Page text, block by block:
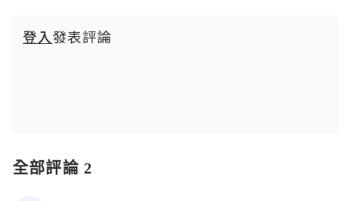
登入發表評論
全部評論 2